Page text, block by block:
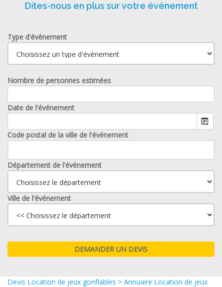
Dites-nous en plus sur votre événement
Type d'événement
Nombre de personnes estimées
Date de l'événement
Code postal de la ville de l'événement
Département de l'événement
Ville de l'événement
Devis Location de jeux gonflables > Annuaire Location de jeux